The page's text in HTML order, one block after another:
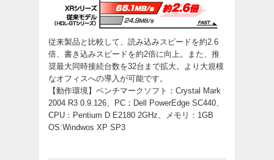
従来製品と比較して、読み込みスピードを約2.6
倍、書き込みスピードを約2倍に向上。また、推
奨最大同時接続台数を32台まで拡大。より大規模
なオフィスへの導入が可能です。
【動作環境】ベンチマークソフト：Crystal Mark
2004 R3 0.9.126、PC：Dell PowerEdge SC440、
CPU：Pentium D E2180 2GHz、メモリ：1GB
OS:Windwos XP SP3